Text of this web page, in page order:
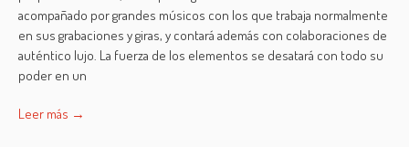
acompañado por grandes músicos con los que trabaja normalmente
en sus grabaciones y giras, y contará además con colaboraciones de
auténtico lujo. La fuerza de los elementos se desatará con todo su
poder en un
Leer más →